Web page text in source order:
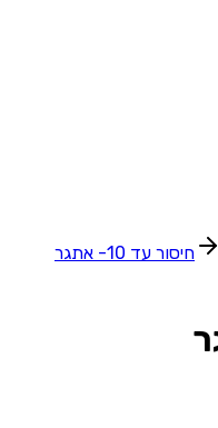
חיסור עד 10- אתגר